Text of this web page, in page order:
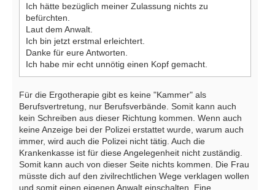
Ich hätte bezüglich meiner Zulassung nichts zu
befürchten.
Laut dem Anwalt.
Ich bin jetzt erstmal erleichtert.
Danke für eure Antworten.
Ich habe mir echt unnötig einen Kopf gemacht.
Für die Ergotherapie gibt es keine "Kammer" als
Berufsvertretung, nur Berufsverbände. Somit kann auch
kein Schreiben aus dieser Richtung kommen. Wenn auch
keine Anzeige bei der Polizei erstattet wurde, warum auch
immer, wird auch die Polizei nicht tätig. Auch die
Krankenkasse ist für diese Angelegenheit nicht zuständig.
Somit kann auch von dieser Seite nichts kommen. Die Frau
müsste dich auf den zivilrechtlichen Wege verklagen wollen
und somit einen eigenen Anwalt einschalten. Eine